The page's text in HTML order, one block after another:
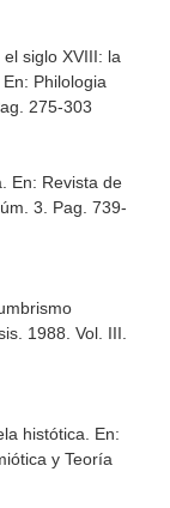
siglo XVIII: la
En: Philologia
275-303
En: Revista de
3. Pag. 739-
. 1988. Vol. III.
histótica. En:
y Teoría